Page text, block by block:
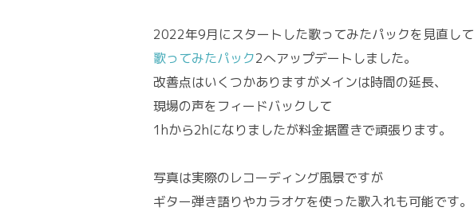
2022年9月にスタートした歌ってみたパックを見直して
歌ってみたパック2へアップデートしました。
改善点はいくつかありますがメインは時間の延長、
現場の声をフィードバックして
1hから2hになりましたが料金据置きで頑張ります。
写真は実際のレコーディング風景ですが
ギター弾き語りやカラオケを使った歌入れも可能です。